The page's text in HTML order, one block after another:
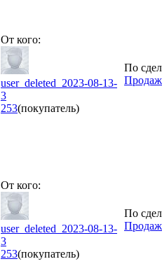
От кого:
user_deleted_2023-08-13-
3
253(покупатель)
По
От кого:
user_deleted_2023-08-13-
3
253(покупатель)
По